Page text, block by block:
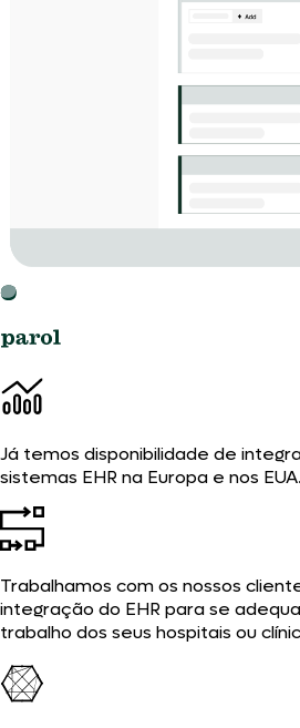
Já temos disponibilidade de
sistemas EHR na Europa e nos EUA.
Trabalhamos com os nossos
integração do EHR para se
trabalho dos seus hospitais ou